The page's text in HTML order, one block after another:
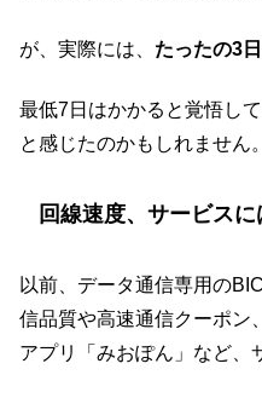
が、実際には、 たったの3
最低7日はかかると覚悟し
と感じたのかもしれません。
回線速度、サービスに
以前、データ通信専用の
信品質や高速通信クーポン
アプリ「みおぽん」など、